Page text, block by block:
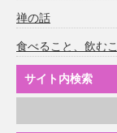
禅の話
食べること、飲む
サイト内検索